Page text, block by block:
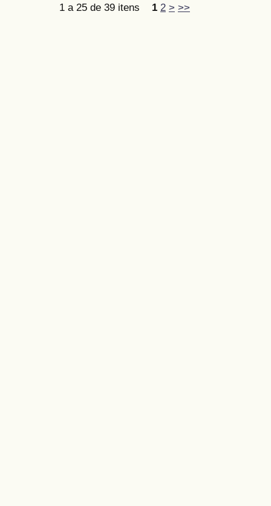
1 a 25 de 39 itens 1 2 > >>